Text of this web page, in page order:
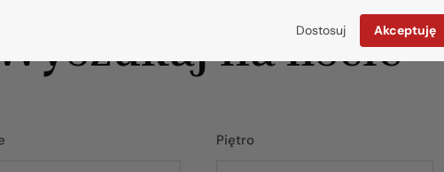
Dostosuj Akceptuję
na liście
Piętro